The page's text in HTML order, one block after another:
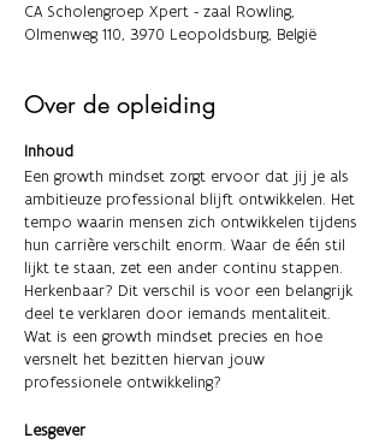
CA Scholengroep Xpert - zaal Rowling,
Olmenweg 110, 3970 Leopoldsburg, België
Over de opleiding
Inhoud
Een growth mindset zorgt ervoor dat jij je als
ambitieuze professional blijft ontwikkelen. Het
tempo waarin mensen zich ontwikkelen tijdens
hun carrière verschilt enorm. Waar de één stil
lijkt te staan, zet een ander continu stappen.
Herkenbaar? Dit verschil is voor een belangrijk
deel te verklaren door iemands mentaliteit.
Wat is een growth mindset precies en hoe
versnelt het bezitten hiervan jouw
professionele ontwikkeling?
Lesgever